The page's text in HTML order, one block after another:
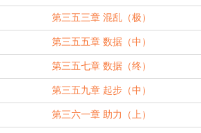
第三五三章 混乱（极）
第三五五章 数据（中）
第三五七章 数据（终）
第三五九章 起步（中）
第三六一章 助力（上）